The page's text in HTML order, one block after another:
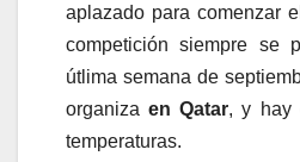
aplazado para comenzar
competición siempre se
útlima semana de
organizaen Qatar, y hay
temperaturas.